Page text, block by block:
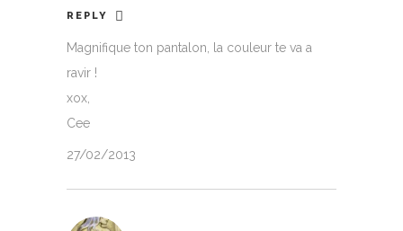
REPLY
Magnifique ton pantalon, la couleur te va a
ravir !
xox,
Cee
27/02/2013